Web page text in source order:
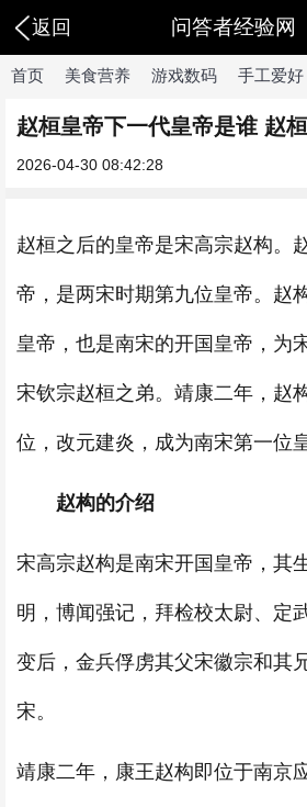
返回 问答者经验网
首页 美食营养 游戏数码 手工爱好
赵桓皇帝下一代皇帝是谁 赵
2026-04-30 08:42:28
赵桓之后的皇帝是宋高宗赵构。
帝，是两宋时期第九位皇帝。赵
皇帝，也是南宋的开国皇帝，为
宋钦宗赵桓之弟。靖康二年，赵
位，改元建炎，成为南宋第一位
赵构的介绍
宋高宗赵构是南宋开国皇帝，其
明，博闻强记，拜检校太尉、定
变后，金兵俘虏其父宋徽宗和其
宋。
靖康二年，康王赵构即位于南京